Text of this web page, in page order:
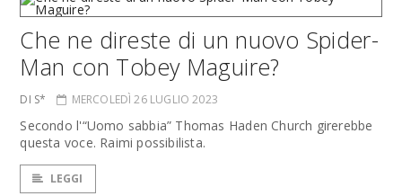
Che ne direste di un nuovo Spider-
Man con Tobey Maguire?
DI S* MERCOLEDÌ 26 LUGLIO 2023
Secondo l'“Uomo sabbia” Thomas Haden Church girerebbe
questa voce. Raimi possibilista.
LEGGI